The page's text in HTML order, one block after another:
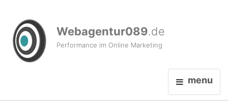
Webagentur089.de
Performance im Online Marketing
menu